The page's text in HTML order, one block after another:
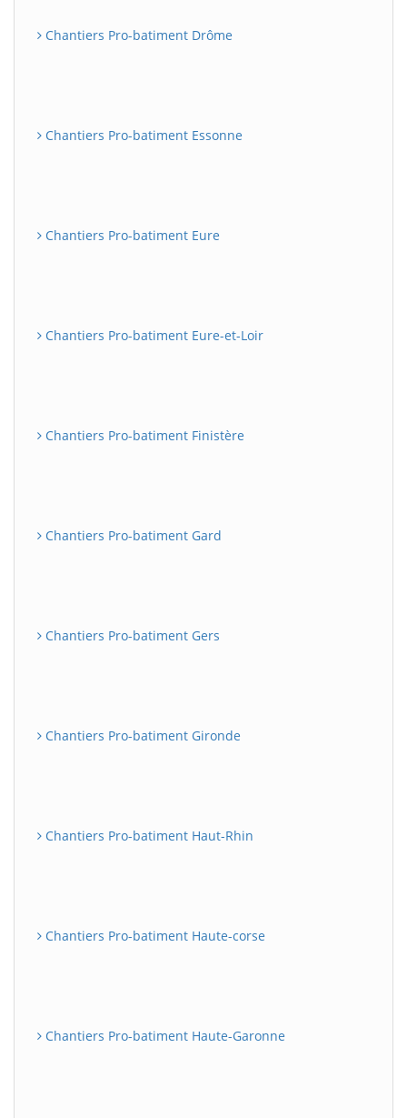
Chantiers Pro-batiment Drôme
Chantiers Pro-batiment Essonne
Chantiers Pro-batiment Eure
Chantiers Pro-batiment Eure-et-Loir
Chantiers Pro-batiment Finistère
Chantiers Pro-batiment Gard
Chantiers Pro-batiment Gers
Chantiers Pro-batiment Gironde
Chantiers Pro-batiment Haut-Rhin
Chantiers Pro-batiment Haute-corse
Chantiers Pro-batiment Haute-Garonne